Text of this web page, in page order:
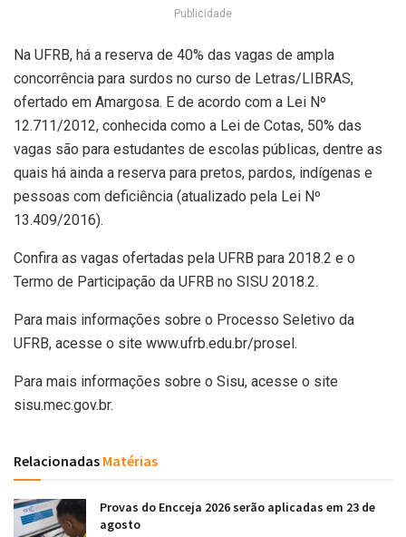
Publicidade
Na UFRB, há a reserva de 40% das vagas de ampla
concorrência para surdos no curso de Letras/LIBRAS,
ofertado em Amargosa. E de acordo com a Lei Nº
12.711/2012, conhecida como a Lei de Cotas, 50% das
vagas são para estudantes de escolas públicas, dentre as
quais há ainda a reserva para pretos, pardos, indígenas e
pessoas com deficiência (atualizado pela Lei Nº
13.409/2016).
Confira as vagas ofertadas pela UFRB para 2018.2 e o
Termo de Participação da UFRB no SISU 2018.2.
Para mais informações sobre o Processo Seletivo da
UFRB, acesse o site www.ufrb.edu.br/prosel.
Para mais informações sobre o Sisu, acesse o site
sisu.mec.gov.br.
Relacionadas Matérias
Provas do Encceja 2026 serão aplicadas em 23 de
agosto